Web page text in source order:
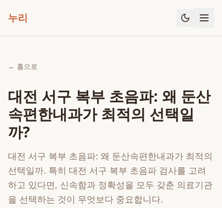
누리
← 홈으로
대전 서구 복부 초음파: 왜 둔산
속편한내과가 최적의 선택일
까?
대전 서구 복부 초음파: 왜 둔산속편한내과가 최적의
선택일까. 특히 대전 서구 복부 초음파 검사를 고려
하고 있다면, 신속함과 정확성을 모두 갖춘 의료기관
을 선택하는 것이 무엇보다 중요합니다.